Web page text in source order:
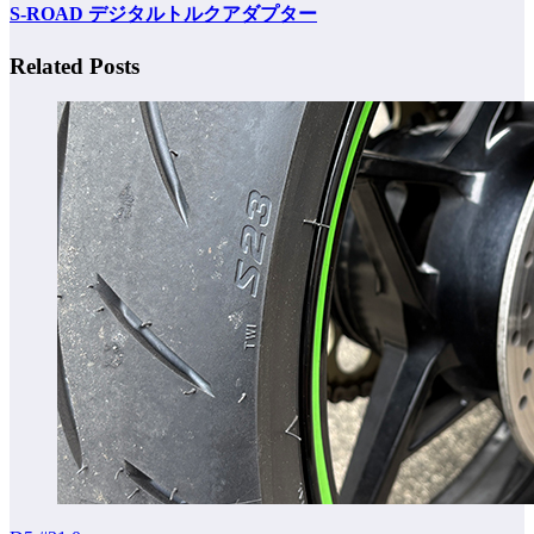
S-ROAD デジタルトルクアダプター
Related Posts